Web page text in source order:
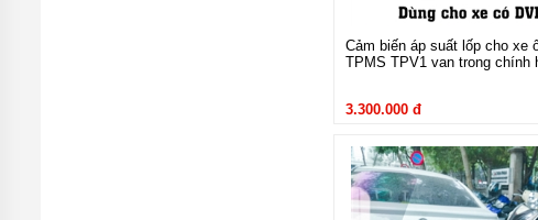
Bi LED GTR GLS 2020
dẫn nhiệt hỗ trợ người lái tăng
Cảm biến áp suất lốp cho xe
TPMS TPV1 van trong chính
3.300.000 đ